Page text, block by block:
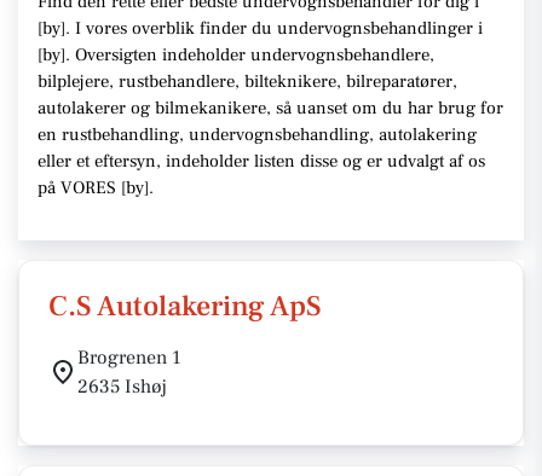
[by]. I vores overblik finder du undervognsbehandlinger i
[by]. Oversigten indeholder undervognsbehandlere,
bilplejere, rustbehandlere, bilteknikere, bilreparatører,
autolakerer og bilmekanikere, så uanset om du har brug for
en rustbehandling, undervognsbehandling, autolakering
eller et eftersyn, indeholder listen disse og er udvalgt af os
på VORES [by].
C.S Autolakering ApS
Brogrenen 1
2635 Ishøj